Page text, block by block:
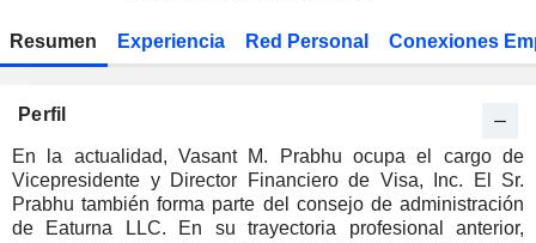
Resumen Experiencia Red Personal Conexiones
Perfil
En la actualidad, Vasant M. Prabhu ocupa el cargo de
Vicepresidente y Director Financiero de Visa, Inc. El Sr.
Prabhu también forma parte del consejo de administración
de Eaturna LLC. En su trayectoria profesional anterior,